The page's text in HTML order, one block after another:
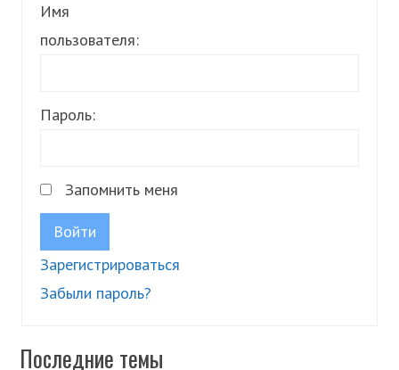
Имя
пользователя:
Пароль:
Запомнить меня
Войти
Зарегистрироваться
Забыли пароль?
Последние темы